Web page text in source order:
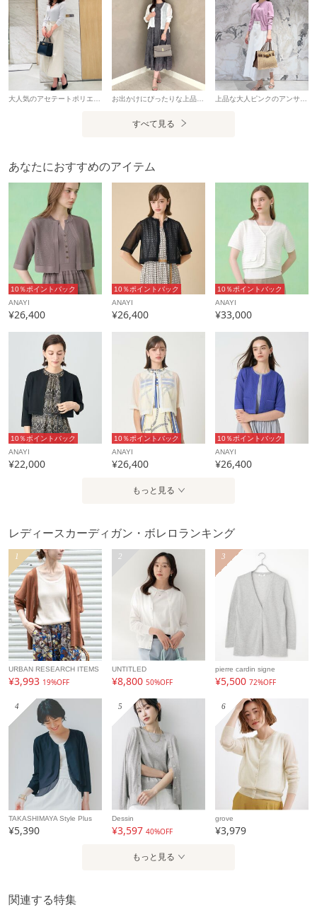
38サイズ：9号 Mサイズ相当
・「商品のお気に入り登録」や「ブランドのお気に入り登
録」で新商品や再入荷通知、セール通知などのお得な情報を
受け取ることができます。
・照明の関係により、実際よりも色味が違って見える場合が
またパソコン・スマートフォンなどの環境により、製品と画
い。
アイテム情報
配送料
送料無料
（税込5,000円以上ご購入で送料無料）
商品コード 10262816190
性別タイプ レディース
アクリル69％ ポリエステル31％
製造国 詳細は下記よりお問い合わせください
ギフト
すべて見る
あなたにおすすめのアイテム
10％ポイントバック
ANAYI
¥26,400
10％ポイントバック
ANAYI
¥26,400
10％ポイントバック
ANAYI
¥33,000
10％ポイントバック
ANAYI
¥22,000
10％ポイントバック
ANAYI
¥26,400
10％ポイントバック
ANAYI
¥26,400
もっと見る
レディースカーディガン・ボレロランキング
1
URBAN RESEARCH ITEMS
¥3,993 19%OFF
2
UNTITLED
¥8,80050%OFF
3
pierre cardin signe
¥5,50072%OFF
4
TAKASHIMAYA Style Plus
¥5,390
5
Dessin
¥3,59740%OFF
6
grove
¥3,979
もっと見る
関連する特集